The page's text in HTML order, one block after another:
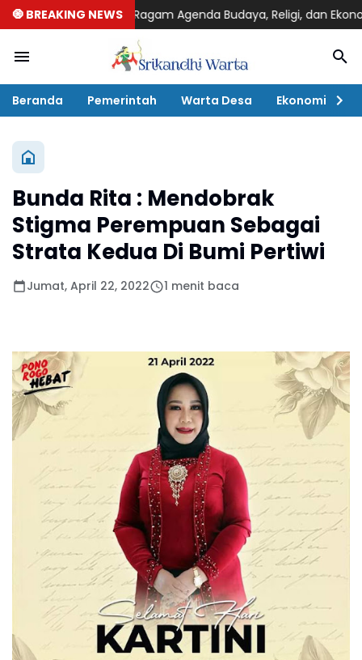
🧿 BREAKING NEWS
Hadirkan Ragam Agenda Budaya, Religi, dan Ekonomi Kreatif
Beranda Pemerintah Warta Desa Ekonomi
Bunda Rita : Mendobrak
Stigma Perempuan Sebagai
Strata Kedua Di Bumi Pertiwi
Jumat, April 22, 2022 1 menit baca